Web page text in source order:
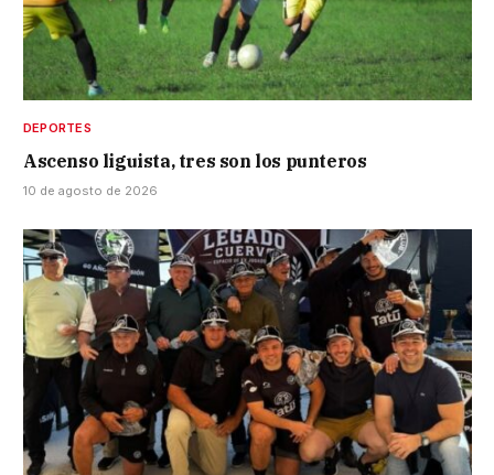
DEPORTES
Ascenso liguista, tres son los punteros
10 de agosto de 2026